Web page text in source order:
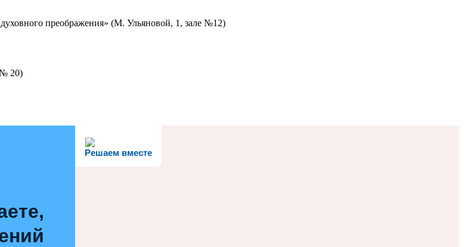
преображения» (М. Ульяновой, 1, зале №12)
№ 20)
Решаем вместе